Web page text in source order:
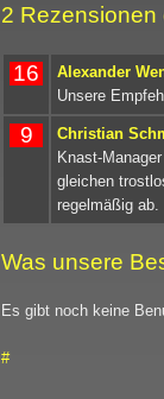
2 Rezensionen
16 Alexander
Unsere
9 Christian
Knast-
gleichen
regelmäßig ab.
Was unsere
Es gibt noch keine
#